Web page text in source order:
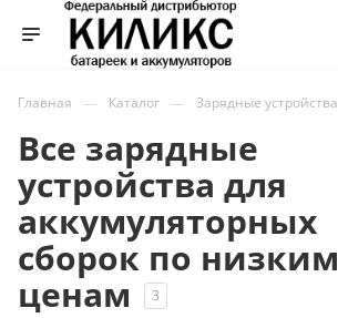
Главная — Каталог — Зарядные устройства
Все зарядные
устройства для
аккумуляторных
сборок по низким
ценам
3